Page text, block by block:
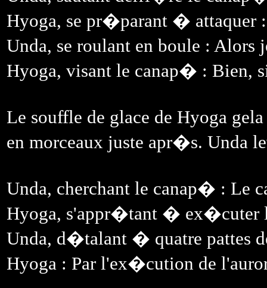
Hyoga, se pr�parant � attaquer
Unda, se roulant en boule :
Hyoga, visant le canap� : Bien,
Le souffle de glace de Hyoga
en morceaux juste apr�s. Unda
Unda, cherchant le canap� : Le
Hyoga, s'appr�tant � ex�cuter
Unda, d�talant � quatre pattes
Hyoga : Par l'ex�cution de